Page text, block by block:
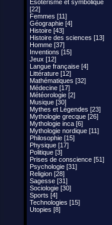
Ésotérisme et symbolique
[22]
Femmes [11]
Géographie [4]
Histoire [43]
Histoire des sciences [13]
Homme [37]
Inventions [15]
Jeux [12]
Langue française [4]
Littérature [12]
Mathématiques [32]
Médecine [17]
Météorologie [2]
Musique [30]
Mythes et Légendes [23]
Mythologie grecque [26]
Mythologie inca [6]
Mythologie nordique [11]
Philosophie [15]
Physique [17]
Politique [3]
Prises de conscience [51]
Psychologie [31]
Religion [28]
Sagesse [31]
Sociologie [30]
Sports [4]
Technologies [15]
Utopies [8]